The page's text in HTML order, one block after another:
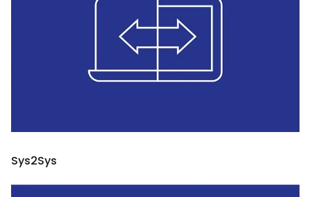
Sys2Sys